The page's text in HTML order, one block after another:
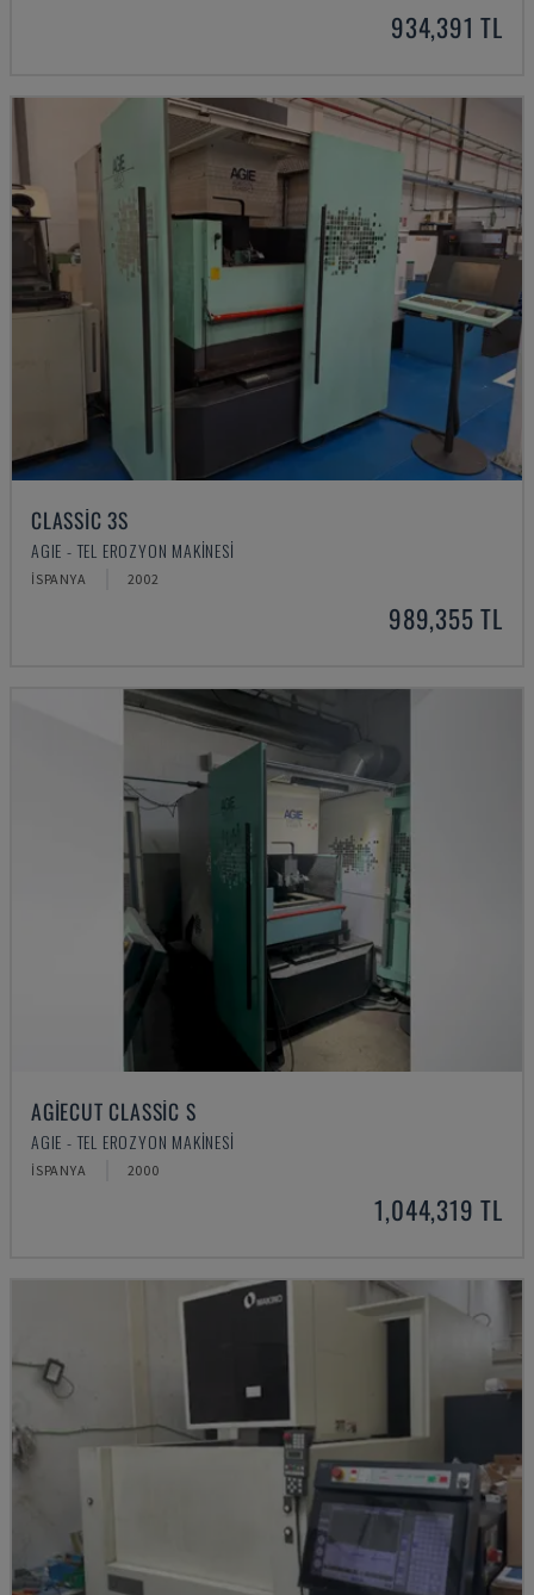
934,391 TL
CLASSIC 3S
AGIE - TEL EROZYON MAKINESI
İSPANYA 2002
989,355 TL
AGIECUT CLASSIC S
AGIE - TEL EROZYON MAKINESI
İSPANYA 2000
1,044,319 TL